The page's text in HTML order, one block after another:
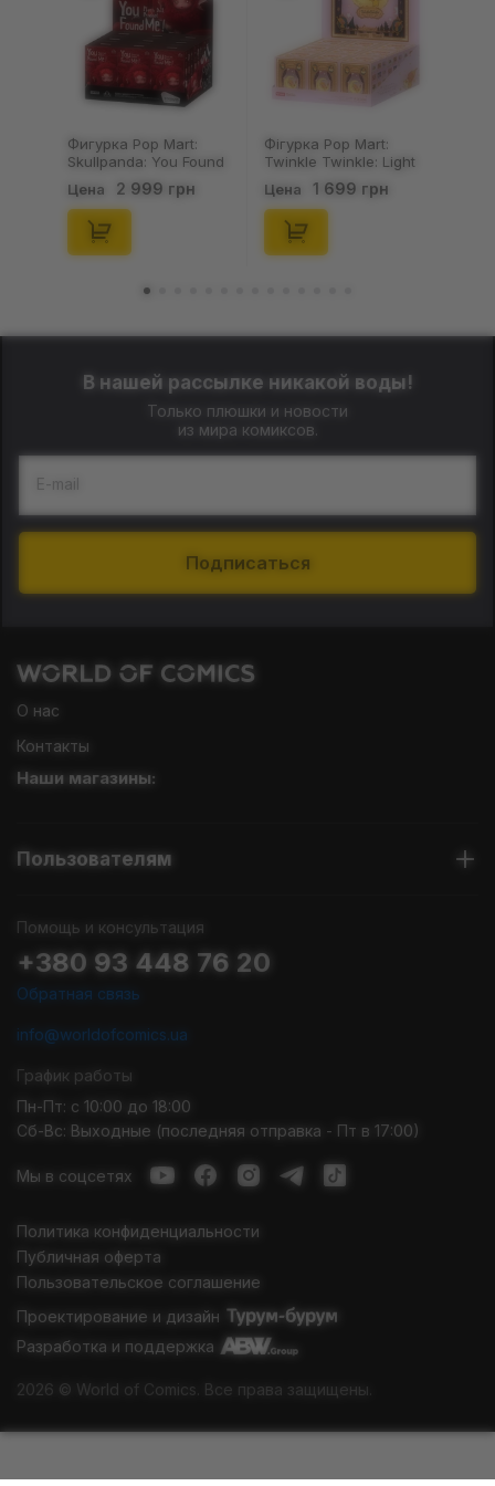
Фигурка Pop Mart:
Skullpanda: You Found
Me!: Plush Doll Pendant
Series (Blind Box: 1 з
10) (Secret Edition),
(29347)
Цена 2 999 грн
Фігурка Pop Mart:
Twinkle Twinkle: Light
Up: Scene Sets Series
(Blind Box: 1 з 10)
(Secret Edition),
(21372)
Цена 1 699 грн
В нашей рассылке никакой воды!
Только плюшки и новости
из мира комиксов.
E-mail
Подписаться
О нас
Контакты
Наши магазины:
Пользователям
Помощь и консультация
+380 93 448 76 20
Обратная связь
info@worldofcomics.ua
График работы
Пн-Пт: с 10:00 до 18:00
Сб-Вс: Выходные (последняя отправка - Пт в 17:00)
Мы в соцсетях
Политика конфиденциальности
Публичная оферта
Пользовательское соглашение
Проектирование и дизайн
Разработка и поддержка
2026 © World of Comics. Все права защищены.